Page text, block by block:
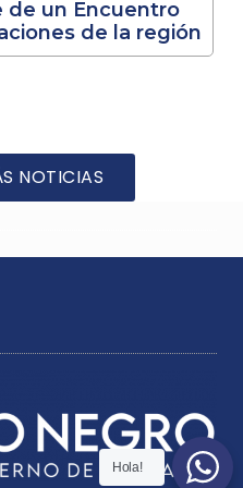
de un Encuentro
de la región
NOTICIAS
Hola!